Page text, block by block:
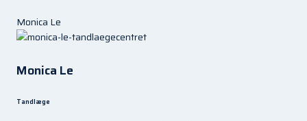
Monica Le
Monica Le
Tandlæge